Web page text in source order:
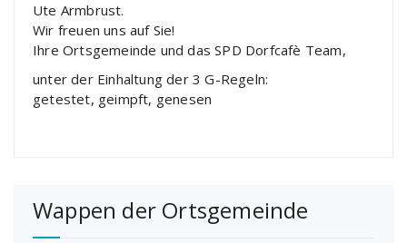
Ute Armbrust.
Wir freuen uns auf Sie!
Ihre Ortsgemeinde und das SPD Dorfcafè Team,
unter der Einhaltung der 3 G-Regeln:
getestet, geimpft, genesen
Wappen der Ortsgemeinde